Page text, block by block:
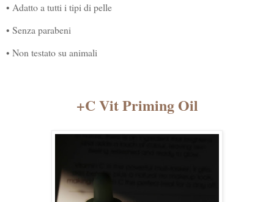
• Adatto a tutti i tipi di pelle
• Senza parabeni
• Non testato su animali
+C Vit Priming Oil